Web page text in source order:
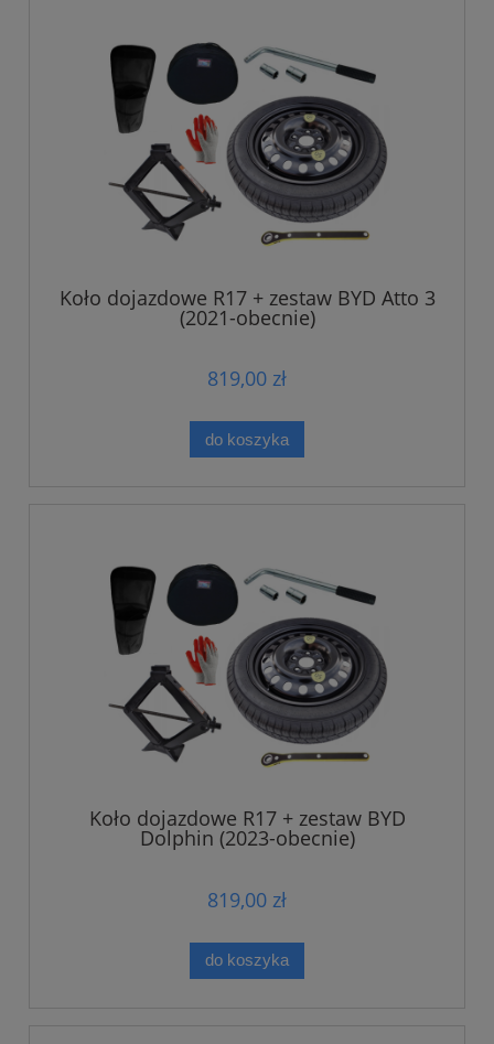
Koło dojazdowe R17 + zestaw BYD Atto 3
(2021-obecnie)
819,00 zł
do koszyka
Koło dojazdowe R17 + zestaw BYD
Dolphin (2023-obecnie)
819,00 zł
do koszyka